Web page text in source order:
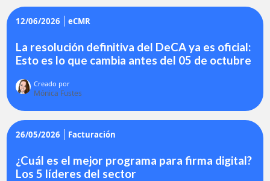
12/06/2026 eCMR
La resolución definitiva del DeCA ya es oficial:
Esto es lo que cambia antes del 05 de octubre
Creado por
Mónica Fustes
26/05/2026 Facturación
¿Cuál es el mejor programa para firma digital?
Los 5 líderes del sector